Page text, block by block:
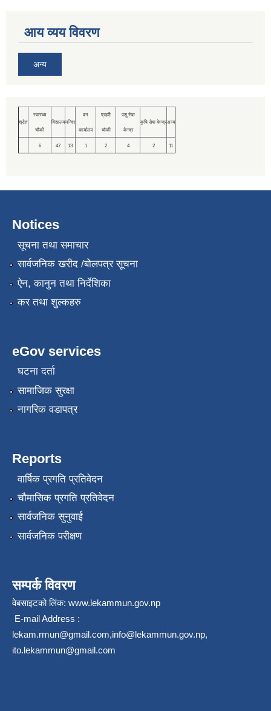
आय व्यय विवरण
अन्य
श्रोत
स्वास्थ्य
चौकी
विद्यालयमन्दिर
वन
कार्यालय
प्रहरी
चौकी
पशु सेवा
केन्द्र
कृषि सेवा केन्द्रअन्य
6 47 13 1 2 4 2 11
Notices
सूचना तथा समाचार
सार्वजनिक खरीद /बोलपत्र सूचना
ऐन, कानुन तथा निर्देशिका
कर तथा शुल्कहरु
eGov services
घटना दर्ता
सामाजिक सुरक्षा
नागरिक वडापत्र
Reports
वार्षिक प्रगति प्रतिवेदन
चौमासिक प्रगति प्रतिवेदन
सार्वजनिक सुनुवाई
सार्वजनिक परीक्षण
सम्पर्क विवरण
वेबसाइटको लिंक: www.lekammun.gov.np
E-mail Address :
lekam.rmun@gmail.com,info@lekammun.gov.np,
ito.lekammun@gmail.com